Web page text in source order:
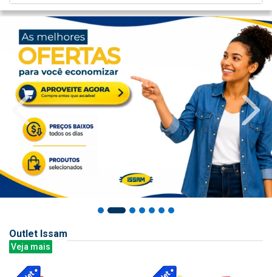
Outlet Issam
Veja mais